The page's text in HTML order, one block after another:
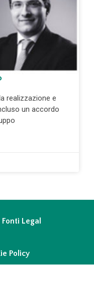
realizzazione e
un accordo
Legal
Policy